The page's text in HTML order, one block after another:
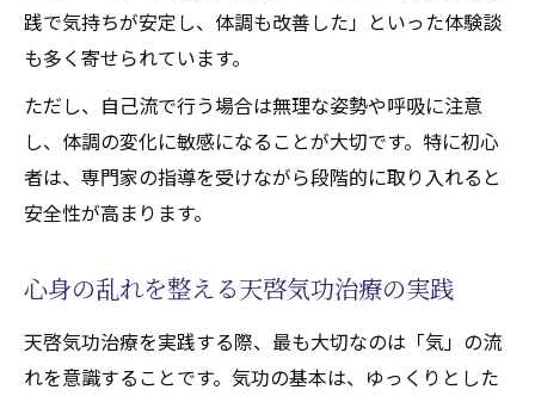
践で気持ちが安定し、体調も改善した」といった体験談
も多く寄せられています。
ただし、自己流で行う場合は無理な姿勢や呼吸に注意
し、体調の変化に敏感になることが大切です。特に初心
者は、専門家の指導を受けながら段階的に取り入れると
安全性が高まります。
心身の乱れを整える天啓気功治療の実践
天啓気功治療を実践する際、最も大切なのは「気」の流
れを意識することです。気功の基本は、ゆっくりとした